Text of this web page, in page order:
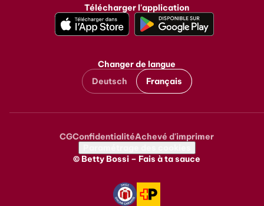
Télécharger l'application
Changer de langue
Deutsch
Français
Metanavigation
CGConfidentialitéAchevé d'imprimer
© Betty Bossi – Fais à ta sauce